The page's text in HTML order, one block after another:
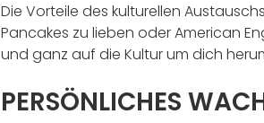
Die Vorteile des kulturellen
Pancakes zu lieben oder American
und ganz auf die Kultur um dich
PERSÖNLICHES